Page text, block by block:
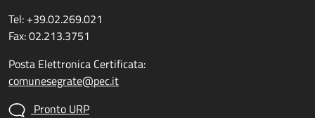
Tel: +39.02.269.021
Fax: 02.213.3751
Posta Elettronica Certificata:
comunesegrate@pec.it
Pronto URP